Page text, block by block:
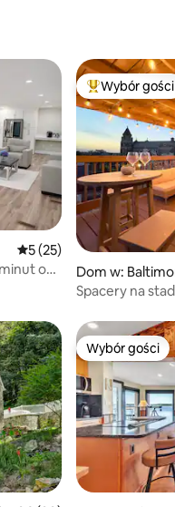
gości
Średnia ocena: 5 na 5,
5 (25)
od
Wybór gości
Dom w:
Spacery na
gości Wybór gości
Wybór gości